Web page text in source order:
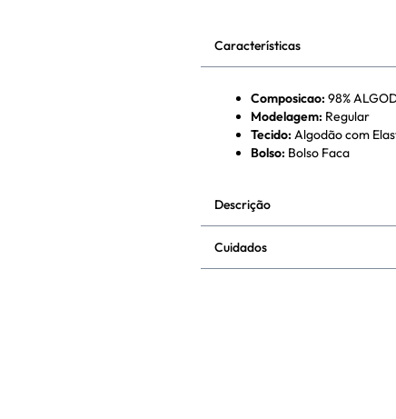
Características
Composicao: 98%
Modelagem: Regular
Tecido: Algodão com
Bolso: Bolso Faca
Descrição
Cuidados